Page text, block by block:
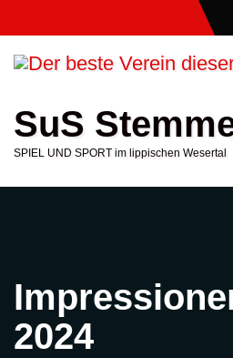
Inhalt
springen
SuS
SPIEL UND SPORT im lippischen Wesertal
2024